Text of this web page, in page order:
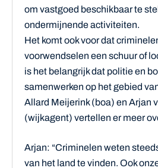
om vastgoed beschikbaar te
ondermijnende activiteiten.
Het komt ook voor dat
voorwendselen een schuur of
is het belangrijk dat politie en
samenwerken op het gebied
Allard Meijerink (boa) en Arjan
(wijkagent) vertellen er meer
Arjan: “Criminelen weten
van het land te vinden. Ook